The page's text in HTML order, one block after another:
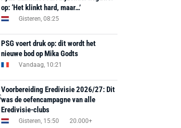
op: ‘Het klinkt hard, maar…’
Gisteren, 08:25
PSG voert druk op: dit wordt het
nieuwe bod op Mika Godts
Vandaag, 10:21
Voorbereiding Eredivisie 2026/27: Dit
was de oefencampagne van alle
Eredivisie-clubs
Gisteren, 15:50 20.000+